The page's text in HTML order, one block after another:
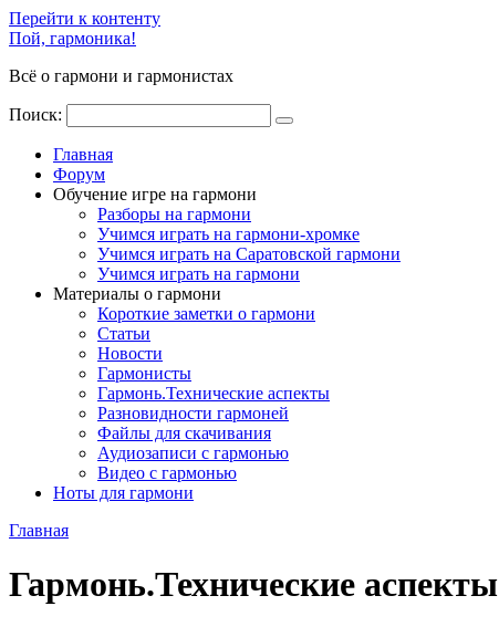
Перейти к контенту
Пой, гармоника!
Всё о гармони и гармонистах
Поиск:
Главная
Форум
Обучение игре на гармони
Разборы на гармони
Учимся играть на гармони-хромке
Учимся играть на Саратовской гармони
Учимся играть на гармони
Материалы о гармони
Короткие заметки о гармони
Cтатьи
Новости
Гармонисты
Гармонь.Технические аспекты
Разновидности гармоней
Файлы для скачивания
Аудиозаписи с гармонью
Видео с гармонью
Ноты для гармони
Главная
Гармонь.Технические аспекты